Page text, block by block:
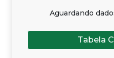
Aguardando
Tabela